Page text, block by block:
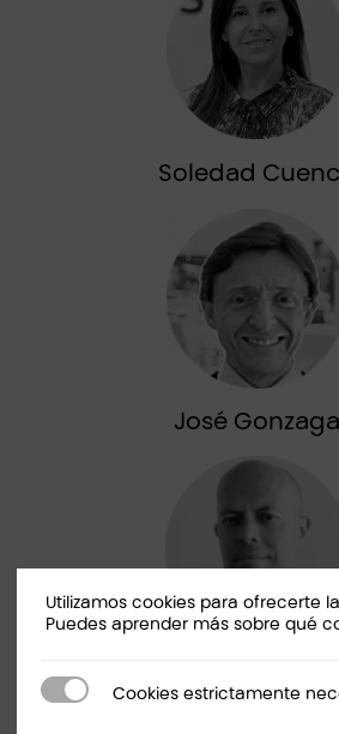
Soledad
José Gonzaga
Utilizamos cookies para ofrecerte
Puedes aprender más sobre qué
Cookies estrictamente
Cookies estrictamente